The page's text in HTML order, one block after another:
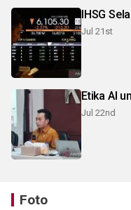
IHSG
Jul 21st
Etika AI
Jul 22nd
Foto